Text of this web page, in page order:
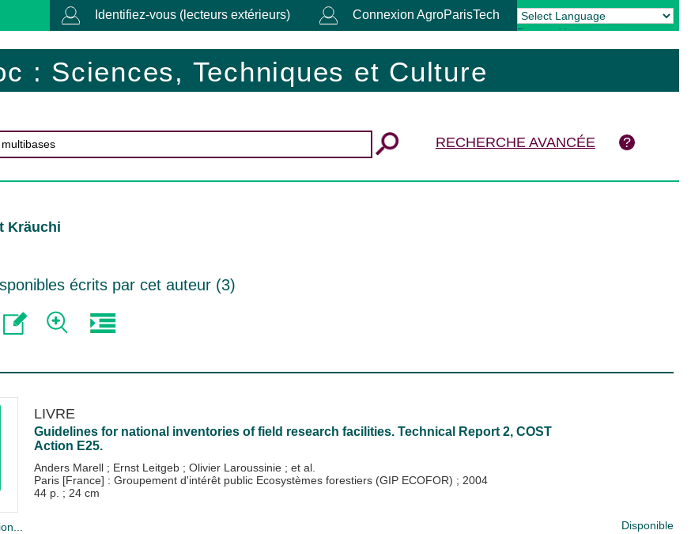
Identifiez-vous (lecteurs extérieurs) Connexion AgroParisTech
Powered by Translate
: Sciences, Techniques et Culture
RECHERCHE AVANCÉE
Kräuchi
écrits par cet auteur (3)
LIVRE
Guidelines for national inventories of field research facilities. Technical Report 2, COST
Action E25.
Anders Marell ; Ernst Leitgeb ; Olivier Laroussinie ; et al.
Paris [France] : Groupement d'intérêt public Ecosystèmes forestiers (GIP ECOFOR) ; 2004
44 p. ; 24 cm
Disponible